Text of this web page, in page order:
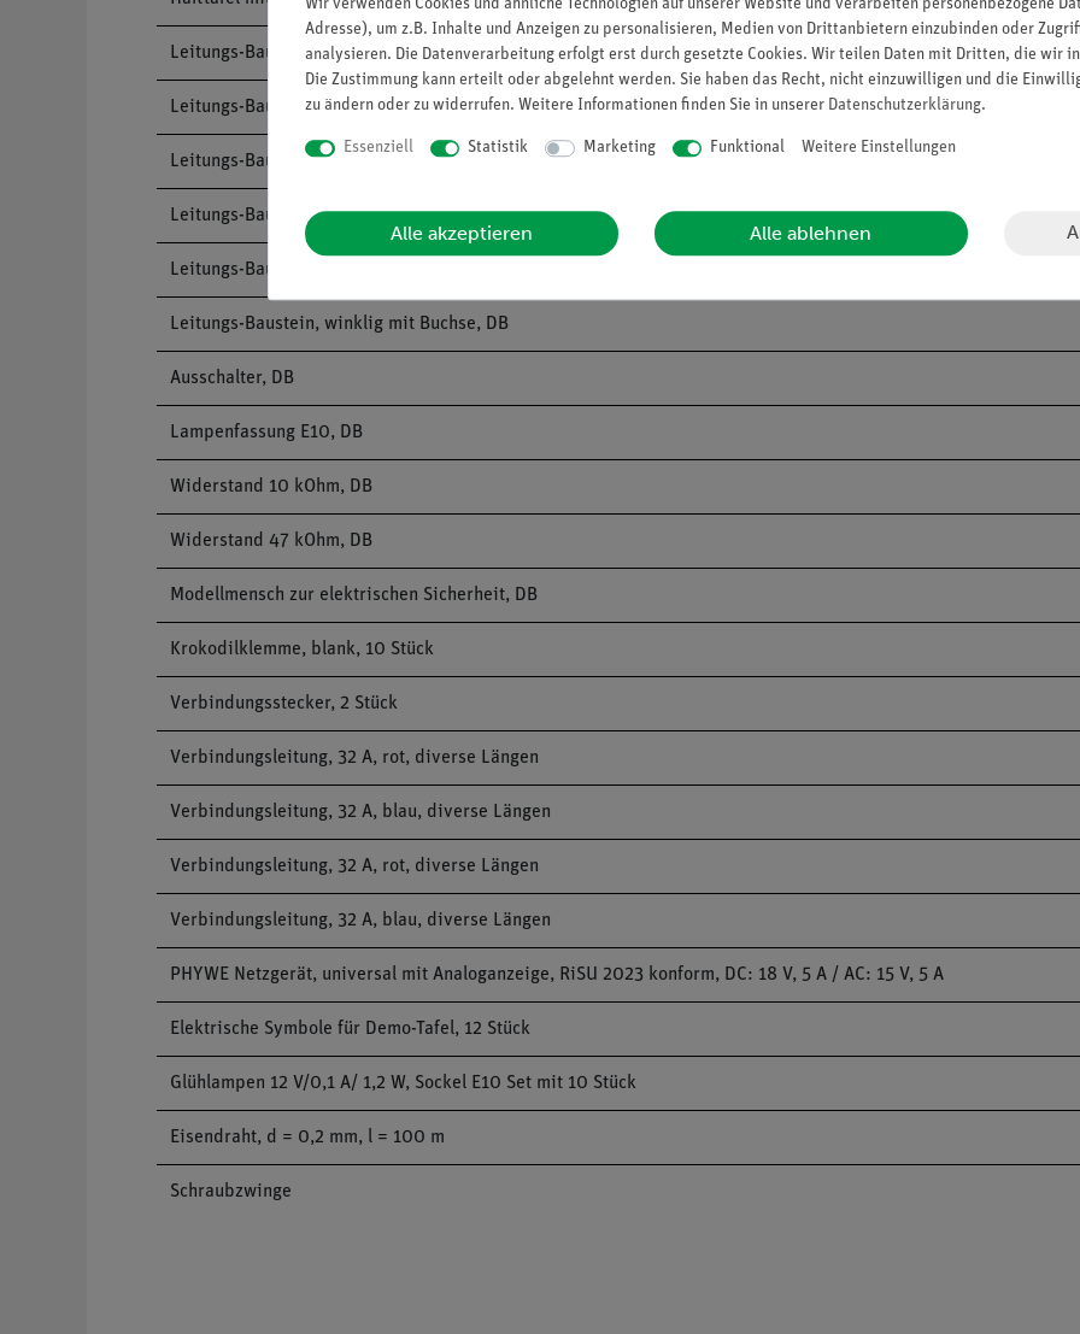
Leitungs-Baustein, gerade, DB
Leitungs-Baustein, winklig, DB
Leitungs-Baustein, T-förmig, DB
Leitungs-Baustein, unterbrochen, DB
Leitungs-Baustein, Anschlussbaustein, DB
Leitungs-Baustein, winklig mit Buchse, DB
Ausschalter, DB
Lampenfassung E10, DB
Widerstand 10 kOhm, DB
Widerstand 47 kOhm, DB
Modellmensch zur elektrischen Sicherheit, DB
Krokodilklemme, blank, 10 Stück
Verbindungsstecker, 2 Stück
Verbindungsleitung, 32 A, rot, diverse Längen
Verbindungsleitung, 32 A, blau, diverse Längen
Verbindungsleitung, 32 A, rot, diverse Längen
Verbindungsleitung, 32 A, blau, diverse Längen
PHYWE Netzgerät, universal mit Analoganzeige, RiSU 2023 konform, DC: 18 V, 5 A / AC: 15 V, 5 A
Elektrische Symbole für Demo-Tafel, 12 Stück
Glühlampen 12 V/0,1 A/ 1,2 W, Sockel E10 Set mit 10 Stück
Eisendraht, d = 0,2 mm, l = 100 m
Schraubzwinge
Wir verwenden Cookies und ähnliche Technologien auf unserer Website und verarbeiten personenbezogene
Adresse), um z.B. Inhalte und Anzeigen zu personalisieren, Medien von Drittanbietern einzubinden oder
analysieren. Die Datenverarbeitung erfolgt erst durch gesetzte Cookies. Wir teilen Daten mit Dritten, die wir
Die Zustimmung kann erteilt oder abgelehnt werden. Sie haben das Recht, nicht einzuwilligen und die
zu ändern oder zu widerrufen. Weitere Informationen finden Sie in unserer Daten­schutz­erklärung.
Essenziell Statistik Marketing Funktional Weitere Einstellungen
Alle akzeptieren Alle ablehnen